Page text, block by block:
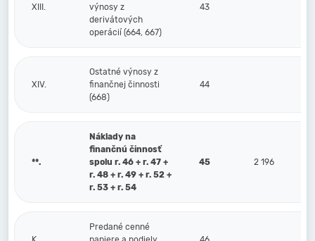
XIII.
výnosy z
derivátových
operácií (664, 667)
43
XIV.
Ostatné výnosy z
finančnej činnosti
(668)
44
**.
Náklady na
finančnú činnosť
spolu r. 46 + r. 47 +
r. 48 + r. 49 + r. 52 +
r. 53 + r. 54
45 2 196
Predané cenné